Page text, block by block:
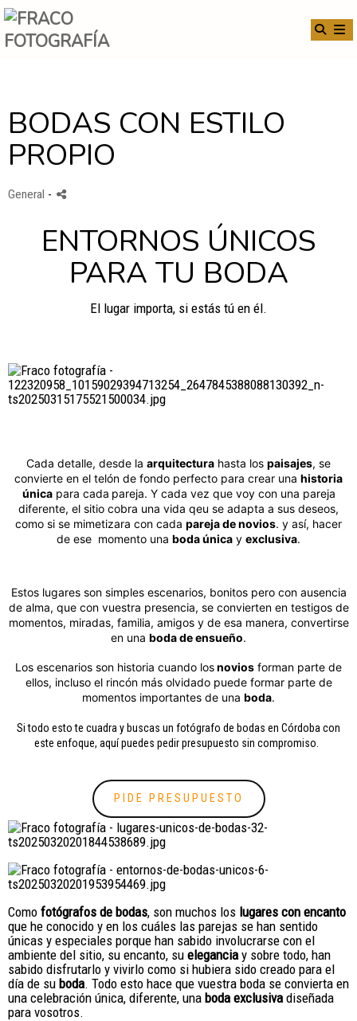
BODAS CON ESTILO
PROPIO
General -
ENTORNOS ÚNICOS
PARA TU BODA
El lugar importa, si estás tú en él.
Cada detalle, desde la arquitectura hasta los paisajes, se
convierte en el telón de fondo perfecto para crear una historia
únicapara cada pareja. Y cada vez que voy con una pareja
diferente, el sitio cobra una vida qeu se adapta a sus deseos,
como si se mimetizara con cada pareja de novios. y así, hacer
de ese momento una boda única y exclusiva.
Estos lugares son simples escenarios, bonitos pero con ausencia
de alma, que con vuestra presencia, se convierten en testigos de
momentos, miradas, familia, amigos y de esa manera, convertirse
en una boda de ensueño.
Los escenarios son historia cuando losnovios forman parte de
ellos, incluso el rincón más olvidado puede formar parte de
momentos importantes de una boda.
Si todo esto te cuadra y buscas un fotógrafo de bodas en Córdoba con
este enfoque, aquí puedes pedir presupuesto sin compromiso.
PIDE PRESUPUESTO
Como fotógrafos de bodas, son muchos los lugares con encanto
que he conocido y en los cuáles las parejas se han sentido
únicas y especiales porque han sabido involucrarse con el
ambiente del sitio, su encanto, su elegancia y sobre todo, han
sabido disfrutarlo y vivirlo como si hubiera sido creado para el
día de su boda. Todo esto hace que vuestra boda se convierta en
una celebración única, diferente, una boda exclusiva diseñada
para vosotros.